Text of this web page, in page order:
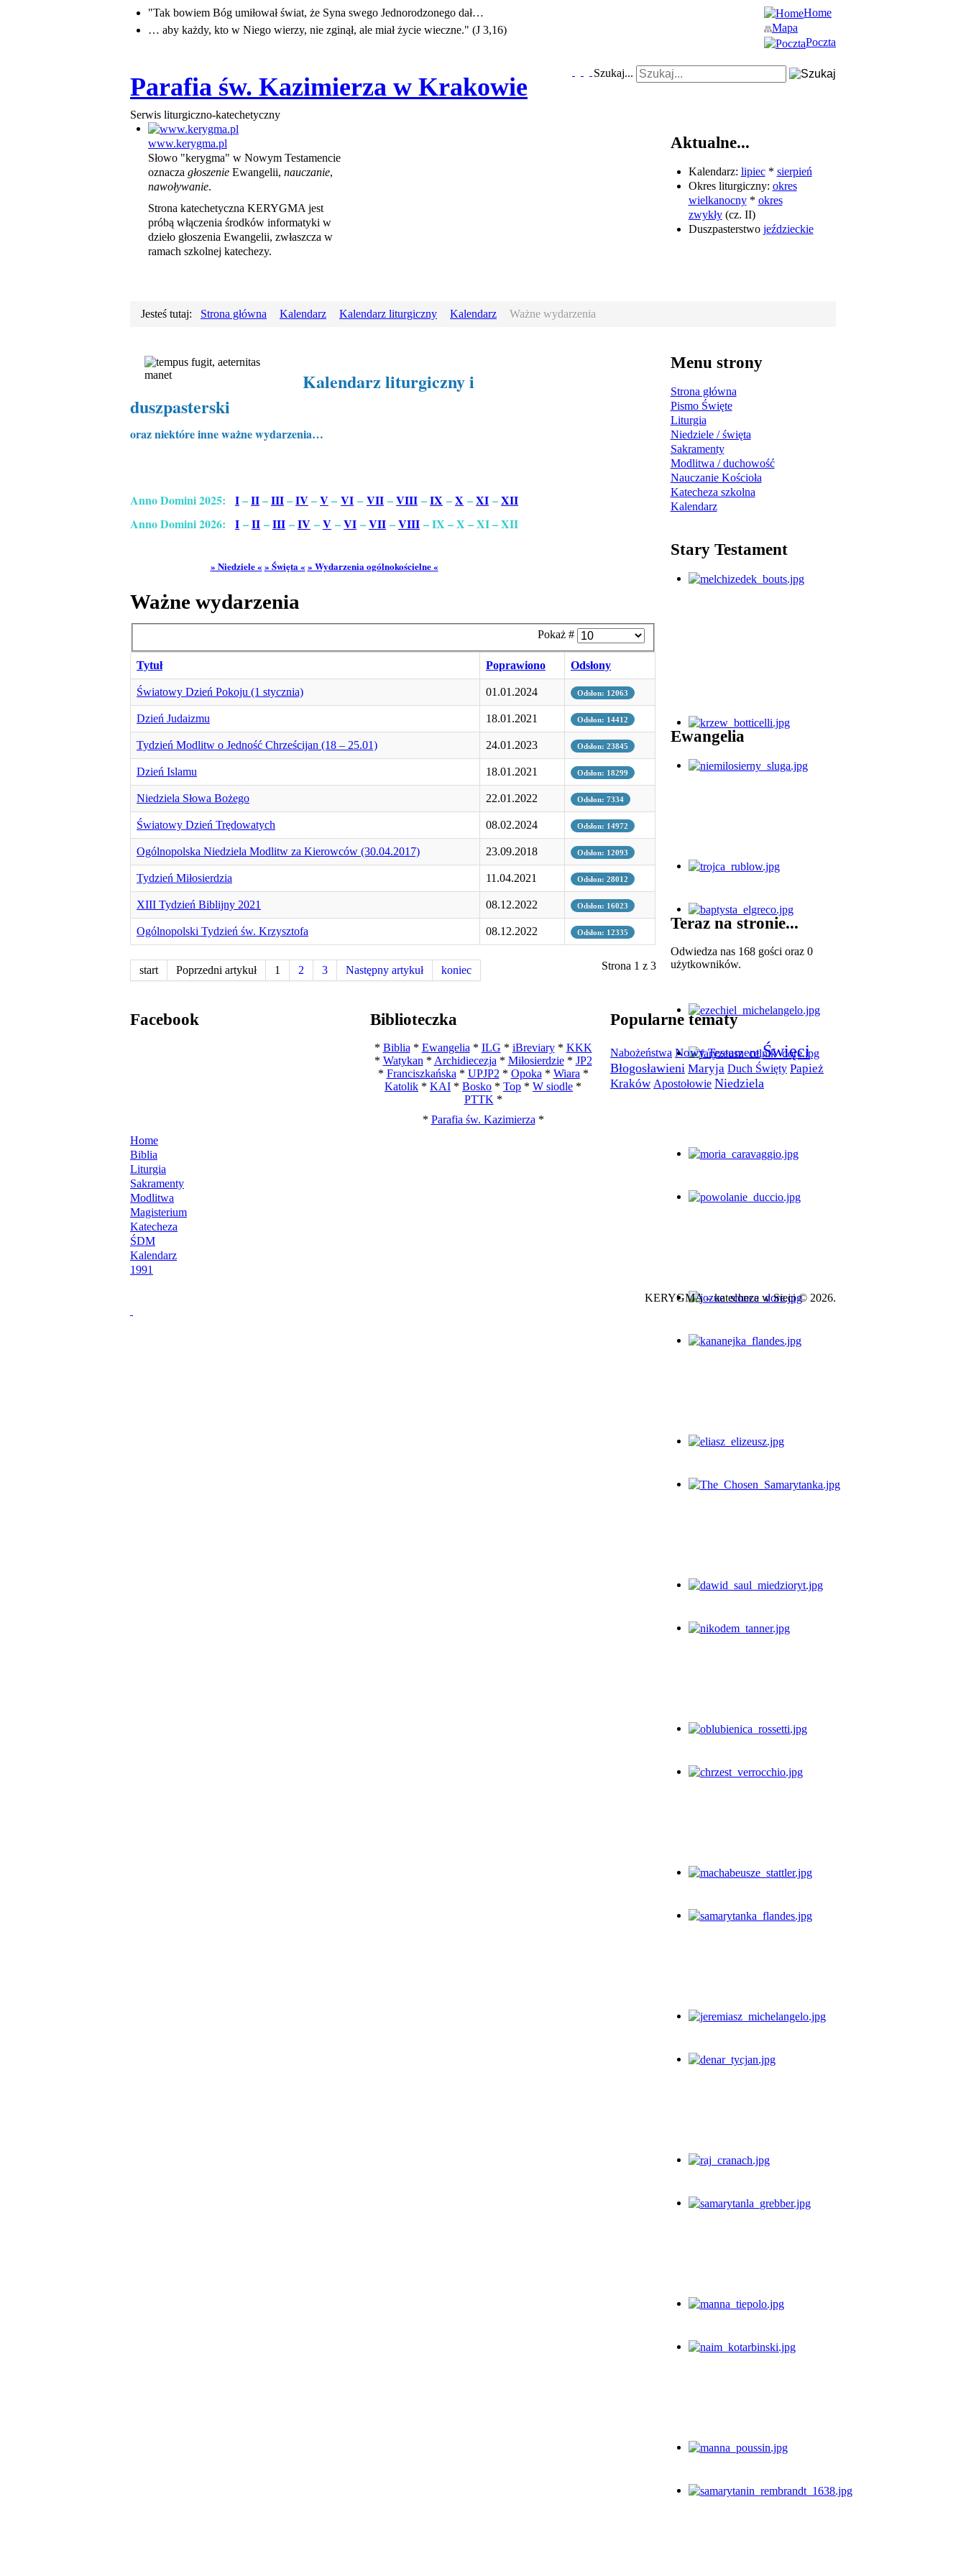
"Tak bowiem Bóg umiłował świat, że Syna swego Jednorodzonego dał…
… aby każdy, kto w Niego wierzy, nie zginął, ale miał życie wieczne." (J 3,16)
Home
Mapa
Poczta
Parafia św. Kazimierza w Krakowie
Serwis liturgiczno-katechetyczny
Szukaj...
www.kerygma.pl
Słowo "kerygma" w Nowym Testamencie
oznacza głoszenie Ewangelii, nauczanie,
nawoływanie.
Strona katechetyczna KERYGMA jest
próbą włączenia środków informatyki w
dzieło głoszenia Ewangelii, zwłaszcza w
ramach szkolnej katechezy.
Aktualne...
Kalendarz: lipiec* sierpień
Okres liturgiczny: okres
wielkanocny* okres
zwykły(cz. II)
Duszpasterstwo jeździeckie
Jesteś tutaj: Strona główna Kalendarz Kalendarz liturgiczny Kalendarz Ważne wydarzenia
Kalendarz liturgiczny i
duszpasterski
oraz niektóre inne ważne wydarzenia…
Anno Domini 2025: I–II–III–IV–V– VI – VII –VIII –IX –X –XI –XII
Anno Domini 2026: I –II –III –IV –V –VI –VII –VIII – IX – X – XI – XII
» Niedziele « » Święta « » Wydarzenia ogólnokościelne «
Ważne wydarzenia
Pokaż #
Tytuł Poprawiono Odsłony
Światowy Dzień Pokoju (1 stycznia) 01.01.2024 Odsłon: 12063
Dzień Judaizmu 18.01.2021 Odsłon: 14412
Tydzień Modlitw o Jedność Chrześcijan (18 – 25.01) 24.01.2023 Odsłon: 23845
Dzień Islamu 18.01.2021 Odsłon: 18299
Niedziela Słowa Bożego 22.01.2022 Odsłon: 7334
Światowy Dzień Trędowatych 08.02.2024 Odsłon: 14972
Ogólnopolska Niedziela Modlitw za Kierowców (30.04.2017) 23.09.2018 Odsłon: 12093
Tydzień Miłosierdzia 11.04.2021 Odsłon: 28012
XIII Tydzień Biblijny 2021 08.12.2022 Odsłon: 16023
Ogólnopolski Tydzień św. Krzysztofa 08.12.2022 Odsłon: 12335
Strona 1 z 3
start Poprzedni artykuł 1 2 3 Następny artykuł koniec
Menu strony
Strona główna
Pismo Święte
Liturgia
Niedziele / święta
Sakramenty
Modlitwa / duchowość
Nauczanie Kościoła
Katecheza szkolna
Kalendarz
Stary Testament
Ewangelia
Teraz na stronie...
Odwiedza nas 168 gości oraz 0
użytkowników.
Facebook Biblioteczka
* Biblia * Ewangelia * ILG * iBreviary* KKK
* Watykan * Archidiecezja * Miłosierdzie* JP2
* Franciszkańska * UPJP2 * Opoka * Wiara *
Katolik * KAI * Bosko * Top * W siodle *
PTTK *
* Parafia św. Kazimierza *
Popularne tematy
Nabożeństwa Nowy Testament Święci
Błogosławieni Maryja Duch Święty Papież
Kraków Apostołowie Niedziela
Home
Biblia
Liturgia
Sakramenty
Modlitwa
Magisterium
Katecheza
ŚDM
Kalendarz
1991
KERYGMA – katecheza w Sieci © 2026.